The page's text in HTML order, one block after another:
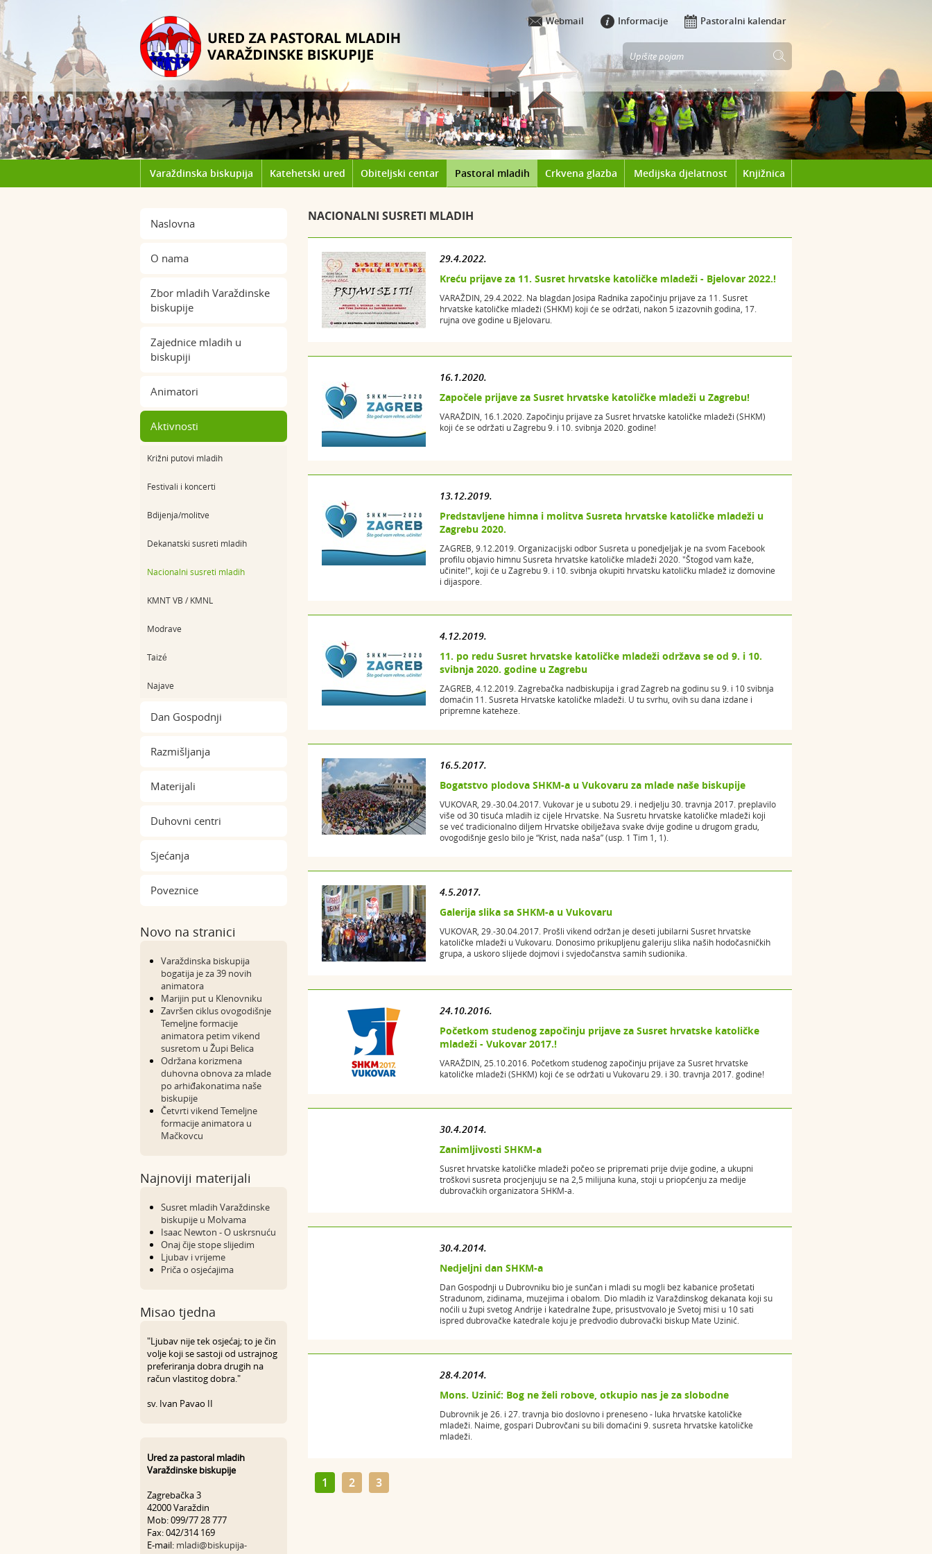
Webmail Informacije Pastoralni kalendar
Varaždinska biskupija Katehetski ured Obiteljski centar Pastoral mladih Crkvena glazba Medijska djelatnost Knjižnica
Naslovna
O nama
Zbor mladih Varaždinske
biskupije
Zajednice mladih u
biskupiji
Animatori
Aktivnosti
Križni putovi mladih
Festivali i koncerti
Bdijenja/molitve
Dekanatski susreti mladih
Nacionalni susreti mladih
KMNT VB / KMNL
Modrave
Taizé
Najave
Dan Gospodnji
Razmišljanja
Materijali
Duhovni centri
Sjećanja
Poveznice
Novo na stranici
Varaždinska biskupija
bogatija je za 39 novih
animatora
Marijin put u Klenovniku
Završen ciklus ovogodišnje
Temeljne formacije
animatora petim vikend
susretom u Župi Belica
Održana korizmena
duhovna obnova za mlade
po arhiđakonatima naše
biskupije
Četvrti vikend Temeljne
formacije animatora u
Mačkovcu
Najnoviji materijali
Susret mladih Varaždinske
biskupije u Molvama
Isaac Newton - O uskrsnuću
Onaj čije stope slijedim
Ljubav i vrijeme
Priča o osjećajima
Misao tjedna
"Ljubav nije tek osjećaj; to je čin
volje koji se sastoji od ustrajnog
preferiranja dobra drugih na
račun vlastitog dobra."
sv. Ivan Pavao II
Ured za pastoral mladih
Varaždinske biskupije
Zagrebačka 3
42000 Varaždin
Mob: 099/77 28 777
Fax: 042/314 169
E-mail: mladi@biskupija-
NACIONALNI SUSRETI MLADIH
29.4.2022.
Kreću prijave za 11. Susret hrvatske katoličke mladeži - Bjelovar 2022.!
VARAŽDIN, 29.4.2022. Na blagdan Josipa Radnika započinju prijave za 11. Susret
hrvatske katoličke mladeži (SHKM) koji će se održati, nakon 5 izazovnih godina, 17.
rujna ove godine u Bjelovaru.
16.1.2020.
Započele prijave za Susret hrvatske katoličke mladeži u Zagrebu!
VARAŽDIN, 16.1.2020. Započinju prijave za Susret hrvatske katoličke mladeži (SHKM)
koji će se održati u Zagrebu 9. i 10. svibnja 2020. godine!
13.12.2019.
Predstavljene himna i molitva Susreta hrvatske katoličke mladeži u
Zagrebu 2020.
ZAGREB, 9.12.2019. Organizacijski odbor Susreta u ponedjeljak je na svom Facebook
profilu objavio himnu Susreta hrvatske katoličke mladeži 2020. "Štogod vam kaže,
učinite!", koji će u Zagrebu 9. i 10. svibnja okupiti hrvatsku katoličku mladež iz domovine
i dijaspore.
4.12.2019.
11. po redu Susret hrvatske katoličke mladeži održava se od 9. i 10.
svibnja 2020. godine u Zagrebu
ZAGREB, 4.12.2019. Zagrebačka nadbiskupija i grad Zagreb na godinu su 9. i 10 svibnja
domaćin 11. Susreta Hrvatske katoličke mladeži. U tu svrhu, ovih su dana izdane i
pripremne kateheze.
16.5.2017.
Bogatstvo plodova SHKM-a u Vukovaru za mlade naše biskupije
VUKOVAR, 29.-30.04.2017. Vukovar je u subotu 29. i nedjelju 30. travnja 2017. preplavilo
više od 30 tisuća mladih iz cijele Hrvatske. Na Susretu hrvatske katoličke mladeži koji
se već tradicionalno diljem Hrvatske obilježava svake dvije godine u drugom gradu,
ovogodišnje geslo bilo je “Krist, nada naša” (usp. 1 Tim 1, 1).
4.5.2017.
Galerija slika sa SHKM-a u Vukovaru
VUKOVAR, 29.-30.04.2017. Prošli vikend održan je deseti jubilarni Susret hrvatske
katoličke mladeži u Vukovaru. Donosimo prikupljenu galeriju slika naših hodočasničkih
grupa, a uskoro slijede dojmovi i svjedočanstva samih sudionika.
24.10.2016.
Početkom studenog započinju prijave za Susret hrvatske katoličke
mladeži - Vukovar 2017.!
VARAŽDIN, 25.10.2016. Početkom studenog započinju prijave za Susret hrvatske
katoličke mladeži (SHKM) koji će se održati u Vukovaru 29. i 30. travnja 2017. godine!
30.4.2014.
Zanimljivosti SHKM-a
Susret hrvatske katoličke mladeži počeo se pripremati prije dvije godine, a ukupni
troškovi susreta procjenjuju se na 2,5 milijuna kuna, stoji u priopćenju za medije
dubrovačkih organizatora SHKM-a.
30.4.2014.
Nedjeljni dan SHKM-a
Dan Gospodnji u Dubrovniku bio je sunčan i mladi su mogli bez kabanice prošetati
Stradunom, zidinama, muzejima i obalom. Dio mladih iz Varaždinskog dekanata koji su
noćili u župi svetog Andrije i katedralne župe, prisustvovalo je Svetoj misi u 10 sati
ispred dubrovačke katedrale koju je predvodio dubrovački biskup Mate Uzinić.
28.4.2014.
Mons. Uzinić: Bog ne želi robove, otkupio nas je za slobodne
Dubrovnik je 26. i 27. travnja bio doslovno i preneseno - luka hrvatske katoličke
mladeži. Naime, gospari Dubrovčani su bili domaćini 9. susreta hrvatske katoličke
mladeži.
1 2 3